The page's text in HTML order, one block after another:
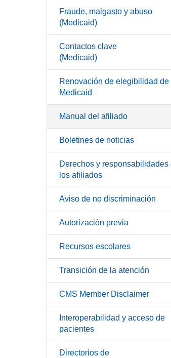
Fraude, malgasto y abuso
(Medicaid)
Contactos clave
(Medicaid)
Renovación de elegibilidad de
Medicaid
Manual del afiliado
Boletines de noticias
Derechos y responsabilidades
los afiliados
Aviso de no discriminación
Autorización previa
Recursos escolares
Transición de la atención
CMS Member Disclaimer
Interoperabilidad y acceso de
pacientes
Directorios de